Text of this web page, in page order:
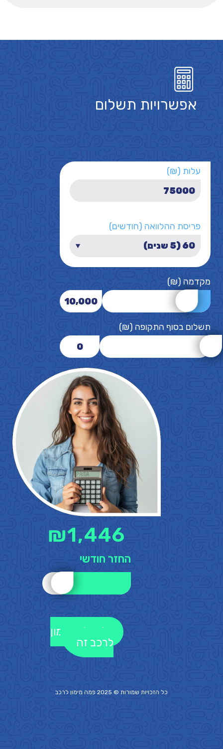
אפשרויות תשלום
עלות (₪)
פריסת ההלוואה (חודשים)
מקדמה (₪)
10,000
תשלום בסוף התקופה (₪)
0
1,446
₪
החזר חודשי
לקבלת מימון
לרכב זה
כל הזכויות שמורות © 2025 פמה מימון לרכב